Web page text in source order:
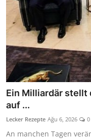
Ein Milliardär stellt
auf ...
Lecker Rezepte Ağu 6, 2026 0
An manchen Tagen